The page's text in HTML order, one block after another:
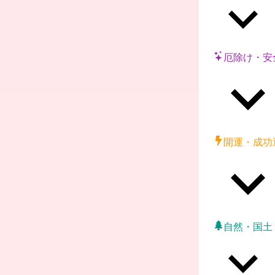
厄除け・安
開運・成功
自然・国土